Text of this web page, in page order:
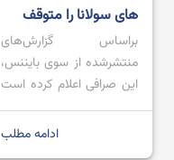
های سولانا را متوقف
کرد!
براساس گزارش‌های
منتشرشده از سوی بایننس،
این صرافی اعلام کرده است
که به دلیل افزایش قابل‌توجه
حجم برداشت‌ها، موقتاً
ادامه مطلب